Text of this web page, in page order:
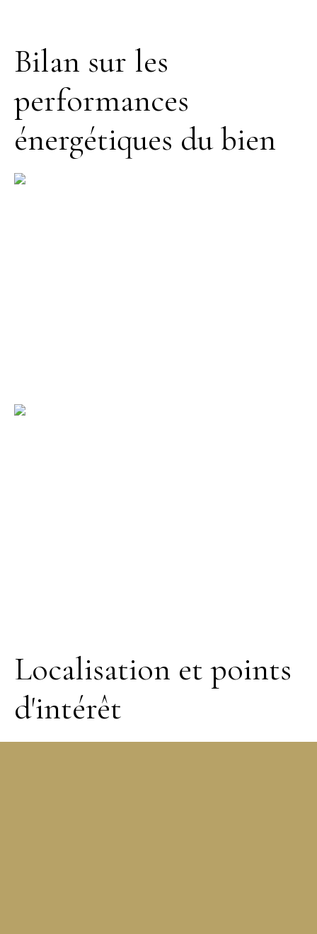
Bilan sur les
performances
énergétiques du bien
Localisation et points
d'intérêt